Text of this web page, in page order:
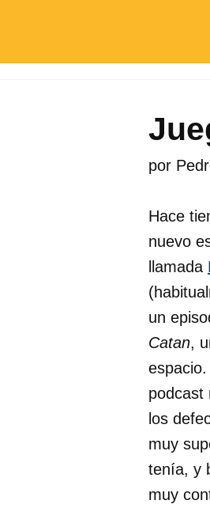
por
Hace
nuevo
llamada
un
Catan,
podcast
los
muy
tenía, y
muy